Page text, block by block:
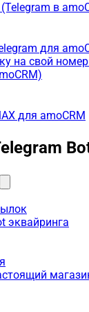
в
для
на свой
для amoCRM
эквайринга